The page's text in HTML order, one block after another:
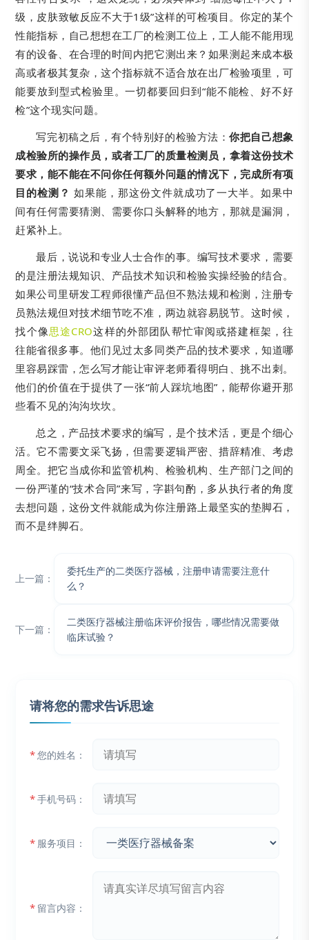
级，皮肤致敏反应不大于1级”这样的可检项目。你定的某个
性能指标，自己想想在工厂的检测工位上，工人能不能用现
有的设备、在合理的时间内把它测出来？如果测起来成本极
高或者极其复杂，这个指标就不适合放在出厂检验项里，可
能要放到型式检验里。一切都要回归到“能不能检、好不好
检”这个现实问题。
写完初稿之后，有个特别好的检验方法：你把自己想象
成检验所的操作员，或者工厂的质量检测员，拿着这份技术
要求，能不能在不问你任何额外问题的情况下，完成所有项
目的检测？ 如果能，那这份文件就成功了一大半。如果中
间有任何需要猜测、需要你口头解释的地方，那就是漏洞，
赶紧补上。
最后，说说和专业人士合作的事。编写技术要求，需要
的是注册法规知识、产品技术知识和检验实操经验的结合。
如果公司里研发工程师很懂产品但不熟法规和检测，注册专
员熟法规但对技术细节吃不准，两边就容易脱节。这时候，
找个像思途CRO这样的外部团队帮忙审阅或搭建框架，往
往能省很多事。他们见过太多同类产品的技术要求，知道哪
里容易踩雷，怎么写才能让审评老师看得明白、挑不出刺。
他们的价值在于提供了一张“前人踩坑地图”，能帮你避开那
些看不见的沟沟坎坎。
总之，产品技术要求的编写，是个技术活，更是个细心
活。它不需要文采飞扬，但需要逻辑严密、措辞精准、考虑
周全。把它当成你和监管机构、检验机构、生产部门之间的
一份严谨的“技术合同”来写，字斟句酌，多从执行者的角度
去想问题，这份文件就能成为你注册路上最坚实的垫脚石，
而不是绊脚石。
上一篇：
委托生产的二类医疗器械，注册申请需要注意什
么？
下一篇：
二类医疗器械注册临床评价报告，哪些情况需要做
临床试验？
请将您的需求告诉思途
*您的姓名：
*手机号码：
* 服务项目：
* 留言内容：